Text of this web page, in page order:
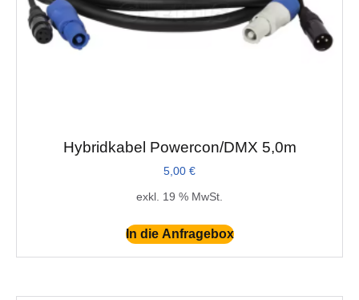
Hybridkabel Powercon/DMX 5,0m
5,00 €
exkl. 19 % MwSt.
In die Anfragebox